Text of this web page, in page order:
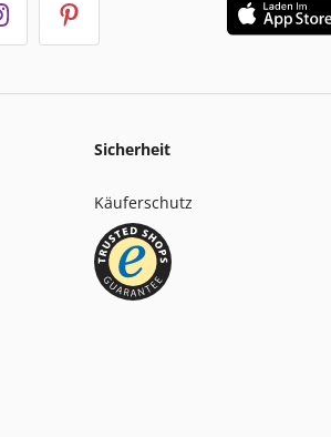
Sicherheit
Käuferschutz